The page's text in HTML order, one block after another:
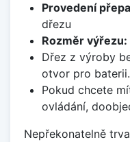
Provedení
dřezu
Rozměr výřezu:
Dřez z výroby
otvor pro baterii.
Pokud chcete
ovládání,
Nepřekonatelně